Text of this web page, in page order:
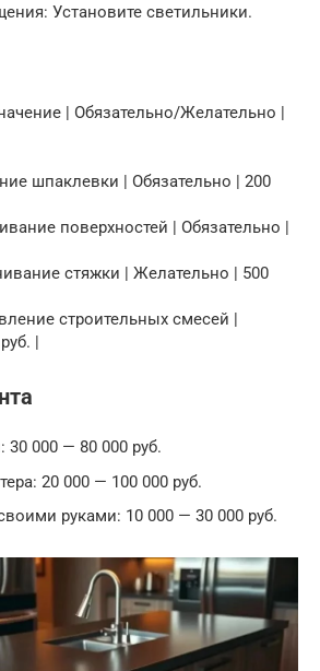
Установите светильники.
| Обязательно/Желательно |
шпаклевки | Обязательно | 200
поверхностей | Обязательно |
стяжки | Желательно | 500
строительных смесей |
|
30 000 — 80 000 руб.
20 000 — 100 000 руб.
руками: 10 000 — 30 000 руб.